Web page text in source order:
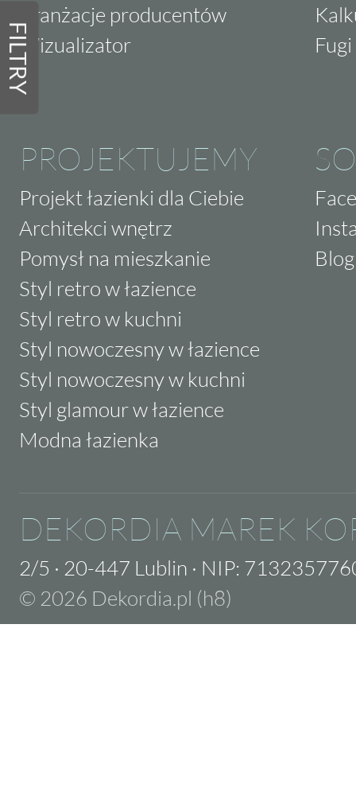
FILTRY
Aranżacje producentów
Wizualizator
PROJEKTUJEMY
Projekt łazienki dla Ciebie
Architekci wnętrz
Pomysł na mieszkanie
Styl retro w łazience
Styl retro w kuchni
Styl nowoczesny w łazience
Styl nowoczesny w kuchni
Styl glamour w łazience
Modna łazienka
Blog
DEKORDIA MAREK
2/5 · 20-447 Lublin · NIP:
© 2026 Dekordia.pl (h8)